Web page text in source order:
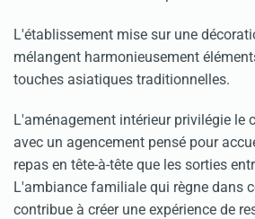
L'établissement mise sur une
mélangent harmonieusement
touches asiatiques traditionnelles.
L'aménagement intérieur privilégie le
avec un agencement pensé pour
repas en tête-à-tête que les sorties
L'ambiance familiale qui règne dans
contribue à créer une expérience de